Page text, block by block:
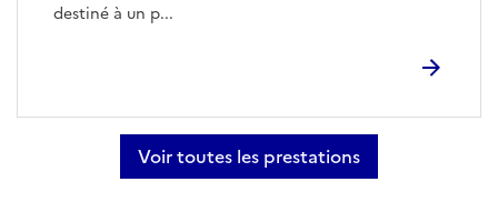
destiné à un p...
Voir toutes les prestations